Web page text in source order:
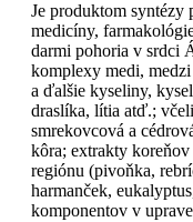
Je produktom syntézy
medicíny,
darmi pohoria v srdci
komplexy medi,
a ďalšie kyseliny,
draslíka, lítia atď.;
smrekovcová a
kôra; extrakty
regiónu (pivoňka,
harmanček,
komponentov v